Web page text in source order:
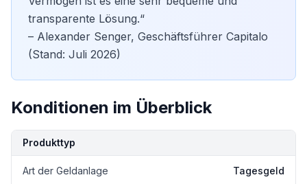
transparente Lösung.“
– Alexander Senger, Geschäftsführer Capitalo
(Stand: Juli 2026)
Konditionen im Überblick
KonditionDetails
Produkttyp
Art der Geldanlage Tagesgeld